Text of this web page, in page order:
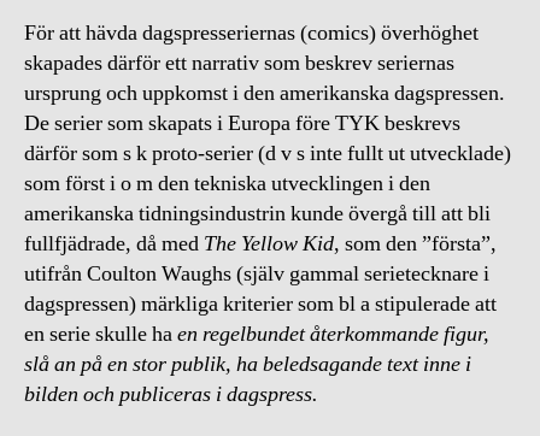
För att hävda dagspresseriernas (comics) överhöghet
skapades därför ett narrativ som beskrev seriernas
ursprung och uppkomst i den amerikanska dagspressen.
De serier som skapats i Europa före TYK beskrevs
därför som s k proto-serier (d v s inte fullt ut utvecklade)
som först i o m den tekniska utvecklingen i den
amerikanska tidningsindustrin kunde övergå till att bli
fullfjädrade, då med The Yellow Kid, som den ”första”,
utifrån Coulton Waughs (själv gammal serietecknare i
dagspressen) märkliga kriterier som bl a stipulerade att
en serie skulle haen regelbundet återkommande figur,
slå an på en stor publik, ha beledsagande text inne i
bilden och publiceras i dagspress.